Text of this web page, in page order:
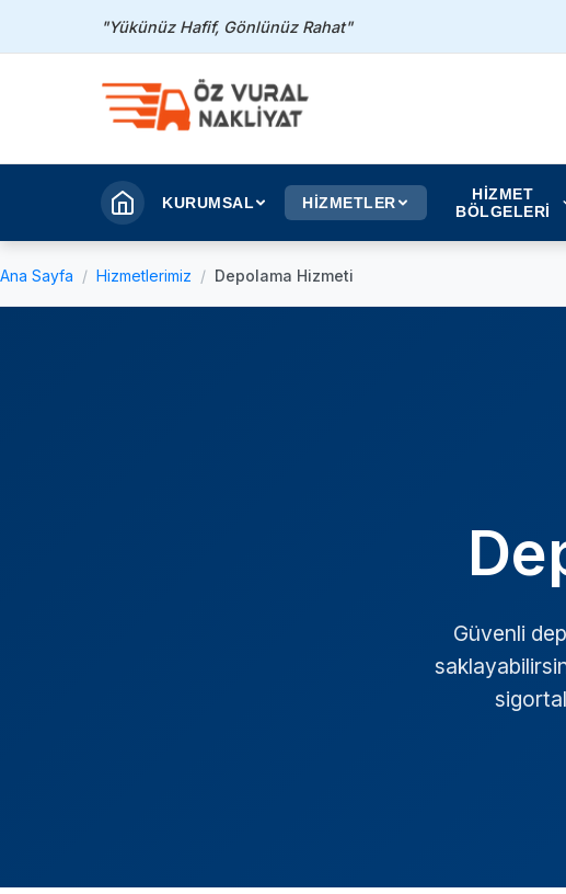
"Yükünüz Hafif, Gönlünüz Rahat"
KURUMSAL HİZMETLER
HİZMET
BÖLGELERİ
Ana Sayfa Hizmetlerimiz Depolama Hizmeti
Güvenli